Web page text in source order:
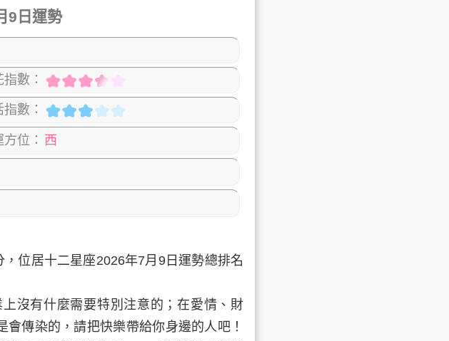
9日運勢
數：
數：
位： 西
，位居十二星座2026年7月9日運勢總排名
沒有什麼需要特別注意的；在愛情、財
傳染的，請把快樂帶給你身邊的人吧！